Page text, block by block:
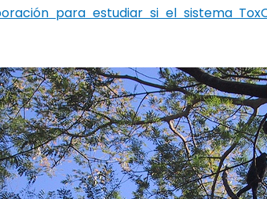
para estudiar si el sistema